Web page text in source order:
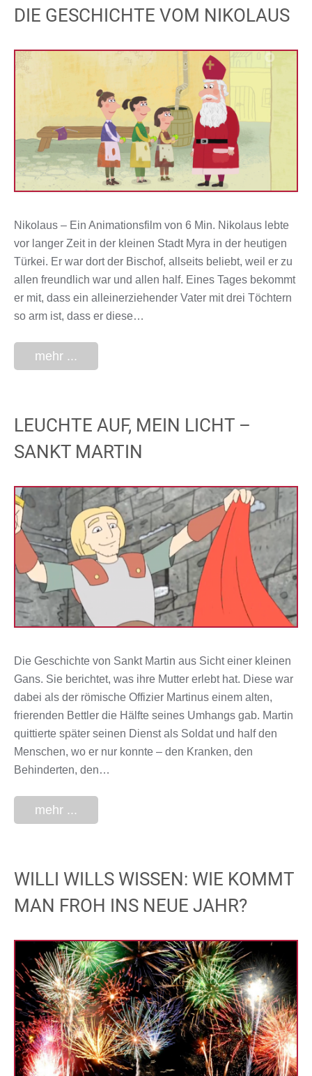
DIE GESCHICHTE VOM NIKOLAUS
Nikolaus – Ein Animationsfilm von 6 Min. Nikolaus lebte
vor langer Zeit in der kleinen Stadt Myra in der heutigen
Türkei. Er war dort der Bischof, allseits beliebt, weil er zu
allen freundlich war und allen half. Eines Tages bekommt
er mit, dass ein alleinerziehender Vater mit drei Töchtern
so arm ist, dass er diese…
mehr ...
LEUCHTE AUF, MEIN LICHT –
SANKT MARTIN
Die Geschichte von Sankt Martin aus Sicht einer kleinen
Gans. Sie berichtet, was ihre Mutter erlebt hat. Diese war
dabei als der römische Offizier Martinus einem alten,
frierenden Bettler die Hälfte seines Umhangs gab. Martin
quittierte später seinen Dienst als Soldat und half den
Menschen, wo er nur konnte – den Kranken, den
Behinderten, den…
mehr ...
WILLI WILLS WISSEN: WIE KOMMT
MAN FROH INS NEUE JAHR?